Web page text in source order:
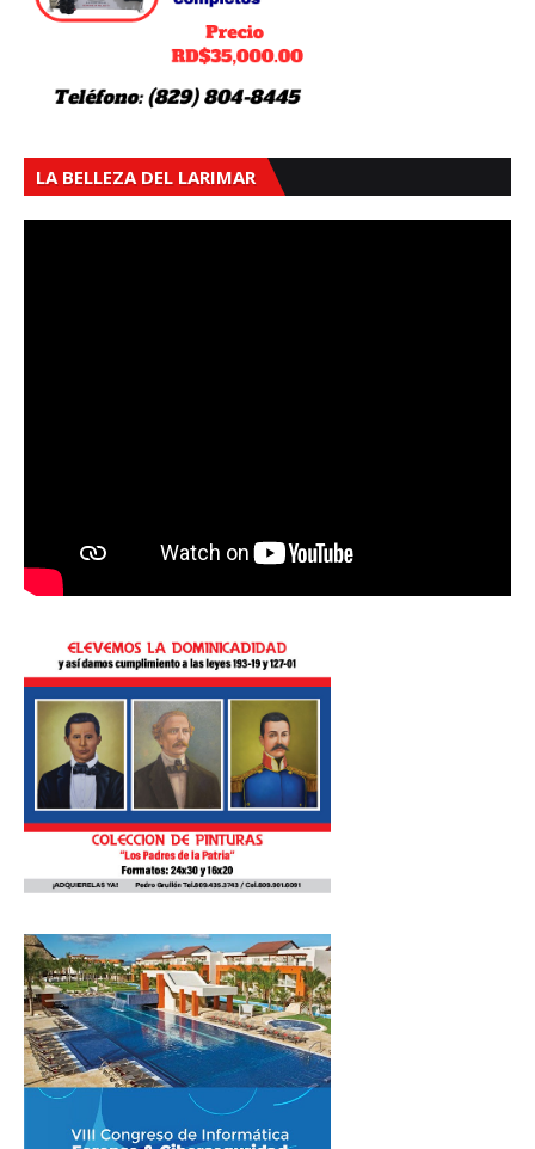
LA BELLEZA DEL LARIMAR